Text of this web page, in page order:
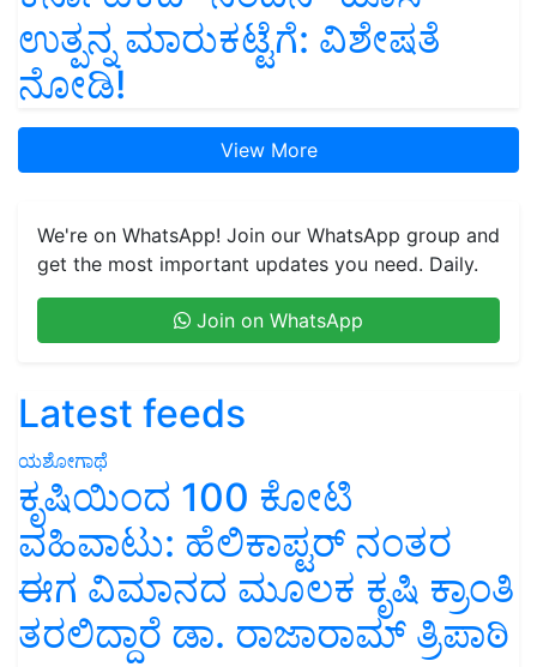
ಉತ್ಪನ್ನ ಮಾರುಕಟ್ಟೆಗೆ: ವಿಶೇಷತೆ
ನೋಡಿ!
View More
We're on WhatsApp! Join our WhatsApp group and
get the most important updates you need. Daily.
Join on WhatsApp
Latest feeds
ಯಶೋಗಾಥೆ
ಕೃಷಿಯಿಂದ 100 ಕೋಟಿ
ವಹಿವಾಟು: ಹೆಲಿಕಾಪ್ಟರ್ ನಂತರ
ಈಗ ವಿಮಾನದ ಮೂಲಕ ಕೃಷಿ ಕ್ರಾಂತಿ
ತರಲಿದ್ದಾರೆ ಡಾ. ರಾಜಾರಾಮ್ ತ್ರಿಪಾಠಿ